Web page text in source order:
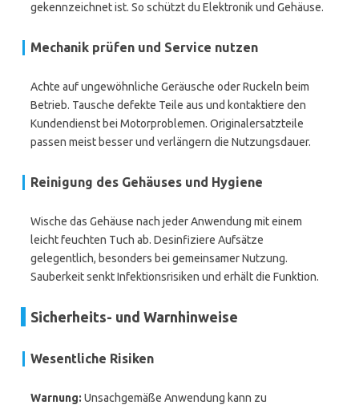
gekennzeichnet ist. So schützt du Elektronik und Gehäuse.
Mechanik prüfen und Service nutzen
Achte auf ungewöhnliche Geräusche oder Ruckeln beim
Betrieb. Tausche defekte Teile aus und kontaktiere den
Kundendienst bei Motorproblemen. Originalersatzteile
passen meist besser und verlängern die Nutzungsdauer.
Reinigung des Gehäuses und Hygiene
Wische das Gehäuse nach jeder Anwendung mit einem
leicht feuchten Tuch ab. Desinfiziere Aufsätze
gelegentlich, besonders bei gemeinsamer Nutzung.
Sauberkeit senkt Infektionsrisiken und erhält die Funktion.
Sicherheits- und Warnhinweise
Wesentliche Risiken
Warnung: Unsachgemäße Anwendung kann zu